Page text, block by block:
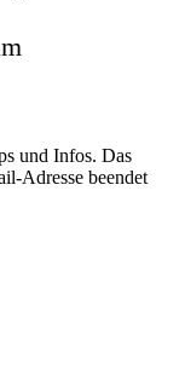
und Infos. Das
Adresse beendet